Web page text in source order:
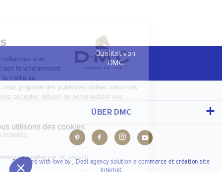
Qualität von
DMC
ÜBER DMC
Designed with love by , Dedi agency solution e-commerce et création site
Internet